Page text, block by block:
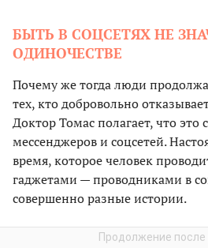
БЫТЬ В СОЦСЕТЯХ НЕ
ОДИНОЧЕСТВЕ
Почему же тогда люди
тех, кто добровольно
Доктор Томас полагает, что это
мессенджеров и соцсетей.
время, которое человек
гаджетами — проводниками в
совершенно разные истории.